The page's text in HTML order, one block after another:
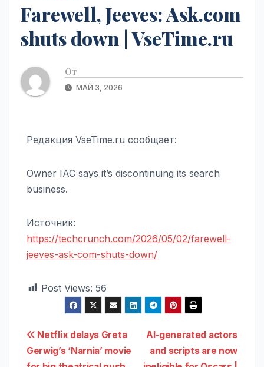
Farewell, Jeeves: Ask.com
shuts down | VseTime.ru
От
МАЙ 3, 2026
Редакция VseTime.ru сообщает:
Owner IAC says it’s discontinuing its search
business.
Источник:
https://techcrunch.com/2026/05/02/farewell-
jeeves-ask-com-shuts-down/
Post Views: 56
Навигация
AI-generated actors
and scripts are now
Netflix delays Greta
Gerwig’s ‘Narnia’ movie